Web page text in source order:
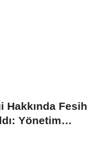
Hakkında Fesih
Yönetim